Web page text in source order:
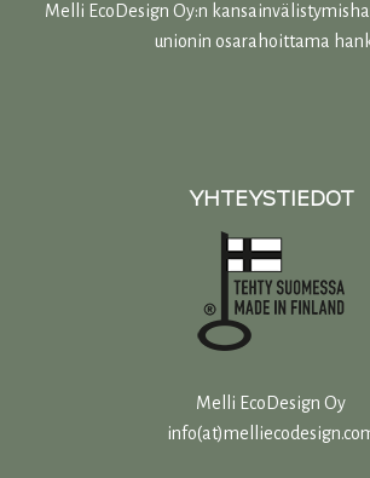
Melli EcoDesign Oy:n
unionin osarahoittama
YHTEYSTIEDOT
Melli EcoDesign Oy